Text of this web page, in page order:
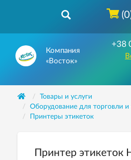
Компания
«Восток»
+38
Товары и услуги
Оборудование для торговли и
Принтеры этикеток
Принтер этикеток